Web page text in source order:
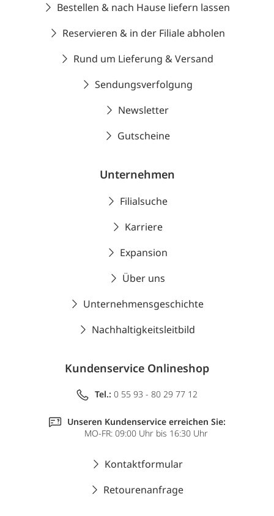
Bestellen & nach Hause liefern lassen
Reservieren & in der Filiale abholen
Rund um Lieferung & Versand
Sendungsverfolgung
Newsletter
Gutscheine
Unternehmen
Filialsuche
Karriere
Expansion
Über uns
Unternehmensgeschichte
Nachhaltigkeitsleitbild
Kundenservice Onlineshop
Tel.: 0 55 93 - 80 29 77 12
Unseren Kundenservice erreichen Sie:
MO-FR: 09:00 Uhr bis 16:30 Uhr
Kontaktformular
Retourenanfrage